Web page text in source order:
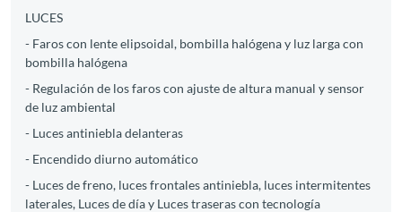
LUCES
- Faros con lente elipsoidal, bombilla halógena y luz larga con
bombilla halógena
- Regulación de los faros con ajuste de altura manual y sensor
de luz ambiental
- Luces antiniebla delanteras
- Encendido diurno automático
- Luces de freno, luces frontales antiniebla, luces intermitentes
laterales, Luces de día y Luces traseras con tecnología